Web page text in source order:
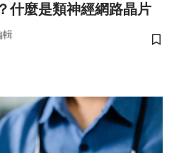
什麼是類神經網路晶片
輯
儲